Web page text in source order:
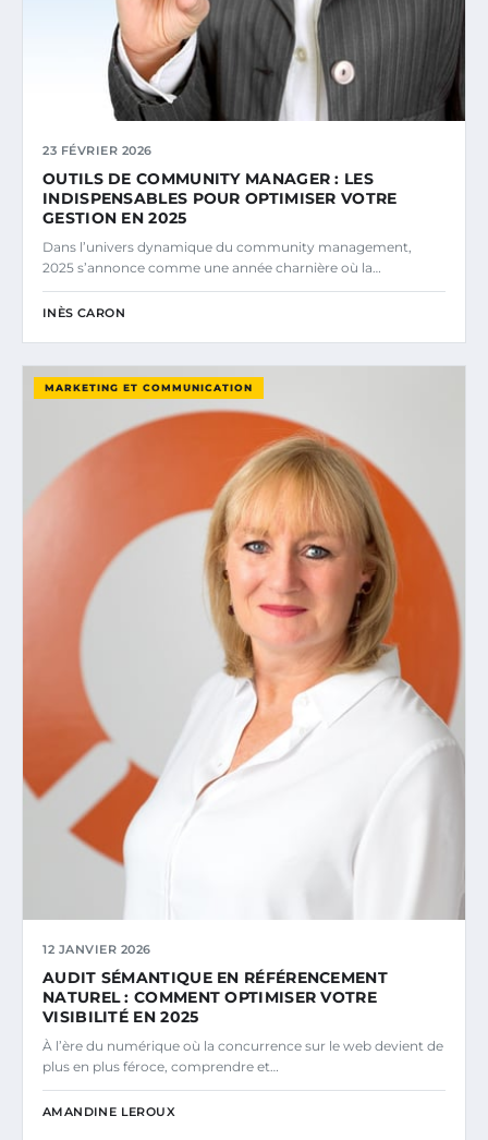
23 FÉVRIER 2026
OUTILS DE COMMUNITY MANAGER : LES
INDISPENSABLES POUR OPTIMISER VOTRE
GESTION EN 2025
Dans l’univers dynamique du community management,
2025 s’annonce comme une année charnière où la…
INÈS CARON
MARKETING ET COMMUNICATION
12 JANVIER 2026
AUDIT SÉMANTIQUE EN RÉFÉRENCEMENT
NATUREL : COMMENT OPTIMISER VOTRE
VISIBILITÉ EN 2025
À l’ère du numérique où la concurrence sur le web devient de
plus en plus féroce, comprendre et…
AMANDINE LEROUX